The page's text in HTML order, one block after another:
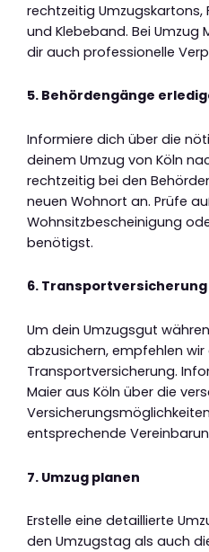
rechtzeitig Umzugskartons,
und Klebeband. Bei Umzug
dir auch professionelle
5. Behördengänge
Informiere dich über die
deinem Umzug von Köln
rechtzeitig bei den
neuen Wohnort an. Prüfe
Wohnsitzbescheinigung
benötigst.
6.
Um dein Umzugsgut
abzusichern, empfehlen
Transportversicherung.
Maier aus Köln über die
entsprechende
7. Umzug planen
Erstelle eine detaillierte
den Umzugstag als auch